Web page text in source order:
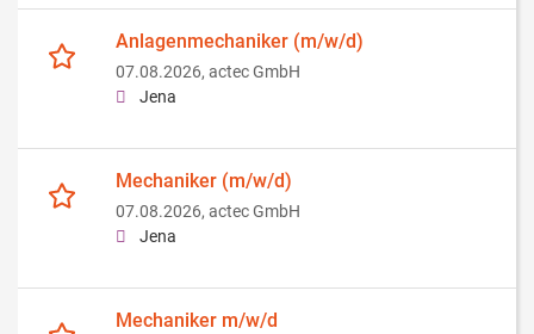
Anlagenmechaniker (m/w/d)
07.08.2026, actec GmbH
Jena
Mechaniker (m/w/d)
07.08.2026, actec GmbH
Jena
Mechaniker m/w/d